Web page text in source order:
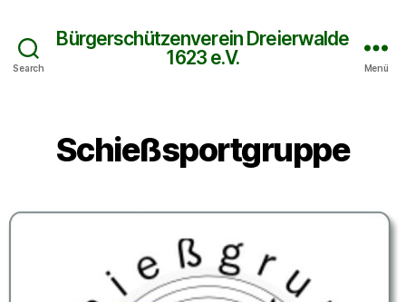
Search
Bürgerschützenverein Dreierwalde
1623 e.V.
Menü
Schießsportgruppe